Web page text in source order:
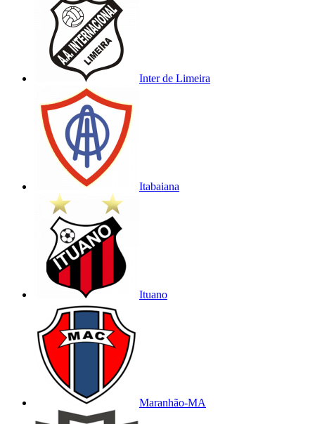
Inter de Limeira
Itabaiana
Ituano
Maranhão-MA